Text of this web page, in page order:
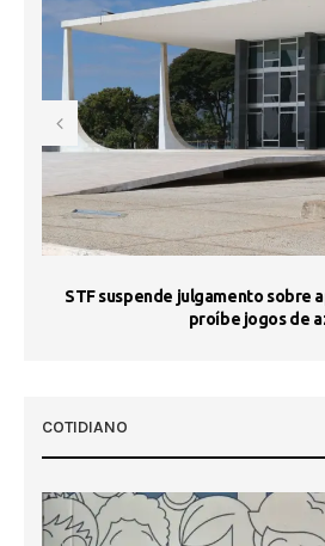
STF suspende julgamento sobre
proíbe jogos de
COTIDIANO